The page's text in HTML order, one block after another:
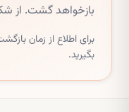
بازخواهد گشت. از
برای اطلاع از زمان
بگیرید.